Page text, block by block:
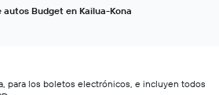
autos Budget en Kailua-Kona
para los boletos electrónicos, e incluyen todos